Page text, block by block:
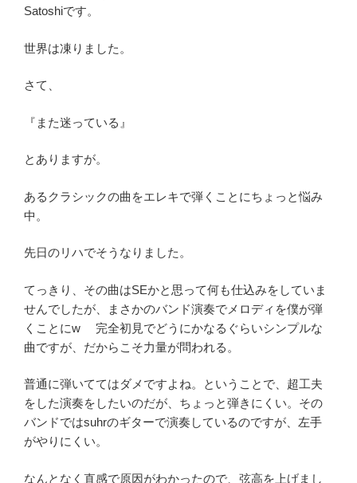
Satoshiです。
世界は凍りました。
さて、
『また迷っている』
とありますが。
あるクラシックの曲をエレキで弾くことにちょっと悩み
中。
先日のリハでそうなりました。
てっきり、その曲はSEかと思って何も仕込みをしていま
せんでしたが、まさかのバンド演奏でメロディを僕が弾
くことにw 完全初見でどうにかなるぐらいシンプルな
曲ですが、だからこそ力量が問われる。
普通に弾いててはダメですよね。ということで、超工夫
をした演奏をしたいのだが、ちょっと弾きにくい。その
バンドではsuhrのギターで演奏しているのですが、左手
がやりにくい。
なんとなく直感で原因がわかったので、弦高を上げまし